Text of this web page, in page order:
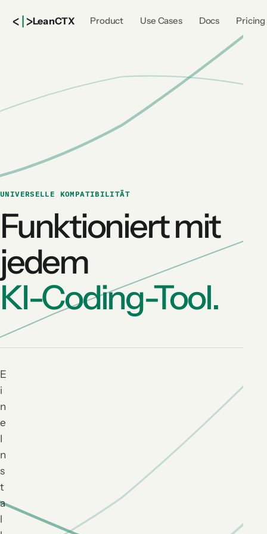
<|>LeanCTX Product Use Cases Docs Pricing
UNIVERSELLE KOMPATIBILITÄT
Funktioniert mit
jedem
KI-Coding-Tool.
E
i
n
e
I
n
s
t
a
l